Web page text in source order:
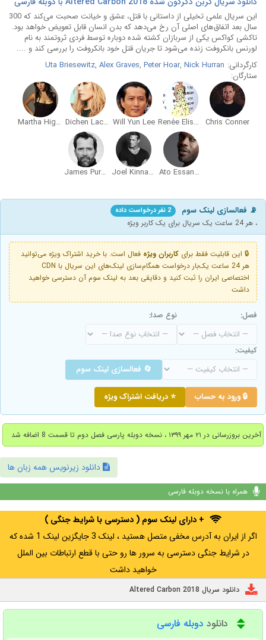
این سریال علمی تخیلی از داستانی با قتل، عشق و خیانت صحبت می‌کند که 300
سال بعد اتفاق‌های اصلی آن رخ می‌دهد که بدن انسان قابل تعویض خواهد بود.
تاکشی کواکس یکی از سربازان کشته شده دوباره توسط فردی ثروتمند به نام
لورنس بانکروفت زنده می‌شود تا جریان قتل خود بانکروفت را بررسی کند و ....
کارگردانی:
Uta Briesewitz, Alex Graves, Peter Hoar, Nick Hurran
ستارگان:
Chris Conner
Renée Elise Goldsberry
Will Yun Lee
Dichen Lachman
Martha Higareda
Ato Essandoh
Joel Kinnaman
James Purefoy
📡 فعالسازی لینک سوم 2 نفر درخواست داده
، هر 24 ساعت یک سریال برای یک کاربر ویژه
🔒 این قابلیت فقط برای کاربران ویژه فعال است. با خرید اشتراک ویژه می‌توانید
هر 24 ساعت یک‌بار درخواست همگام‌سازی لینک‌های این سریال با CDN
اختصاصی ایران را ثبت کنید و دقایقی بعد به لینک سوم آن دسترسی خواهید
داشت
فصل: نوع صدا:
کیفیت:
🔄 فعالسازی لینک سوم
🔒 ورود به حساب ⭐ دریافت اشتراک ویژه
آخرین بروزرسانی در ۲۱ مهر ۱۳۹۹ ، نسخه دوبله پارسی فصل دوم تا قسمت 8 اضافه شد
دانلود زیرنویس همه زبان ها
همراه با نسخه دوبله فارسی
+ دارای لینک سوم ( دسترسی با شرایط جنگی )
اگر از ایران به آدرس مخفی متصل هستید ، لینک 3 جایگزین لینک 1 شده که
در شرایط جنگی دسترسی به سرور ها رو حتی با قطع ارتباطات بین الملل
خواهید داشت
دانلود سریال Altered Carbon 2018
دانلود دوبله فارسی